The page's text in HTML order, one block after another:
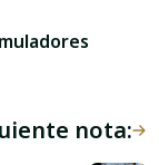
nota: